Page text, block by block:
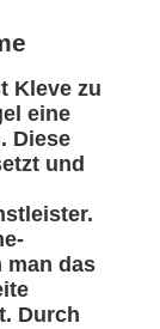
Kleve zu
eine
Diese
und
man das
Durch